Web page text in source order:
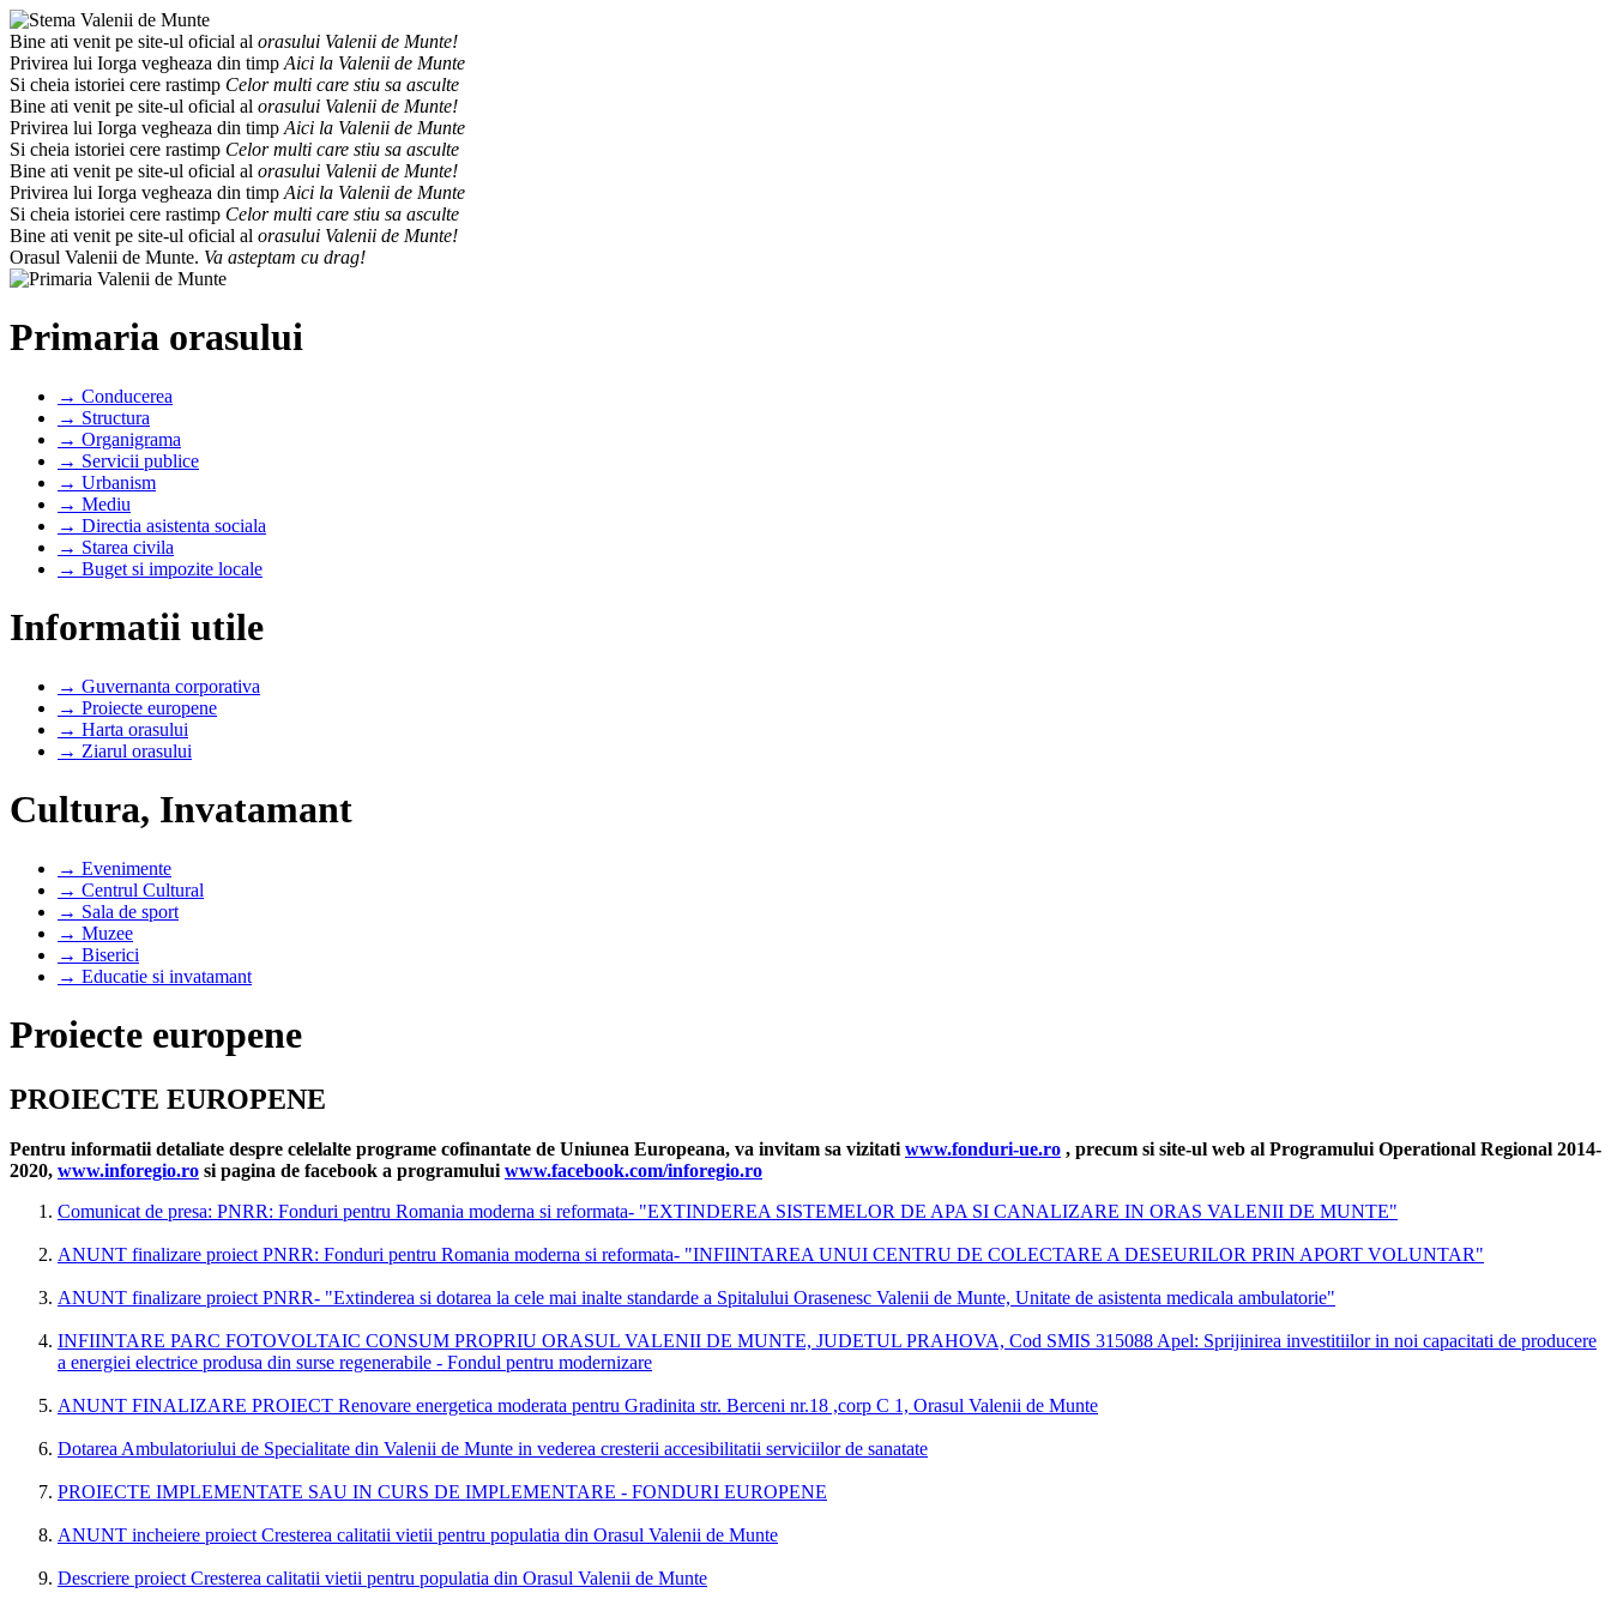
Bine ati venit pe site-ul oficial al orasului Valenii de Munte!
Privirea lui Iorga vegheaza din timp Aici la Valenii de Munte
Si cheia istoriei cere rastimp Celor multi care stiu sa asculte
Bine ati venit pe site-ul oficial al orasului Valenii de Munte!
Privirea lui Iorga vegheaza din timp Aici la Valenii de Munte
Si cheia istoriei cere rastimp Celor multi care stiu sa asculte
Bine ati venit pe site-ul oficial al orasului Valenii de Munte!
Privirea lui Iorga vegheaza din timp Aici la Valenii de Munte
Si cheia istoriei cere rastimp Celor multi care stiu sa asculte
Bine ati venit pe site-ul oficial al orasului Valenii de Munte!
Orasul Valenii de Munte. Va asteptam cu drag!
Primaria orasului
→ Conducerea
→ Structura
→ Organigrama
→ Servicii publice
→ Urbanism
→ Mediu
→ Directia asistenta sociala
→ Starea civila
→ Buget si impozite locale
Informatii utile
→ Guvernanta corporativa
→ Proiecte europene
→ Harta orasului
→ Ziarul orasului
Cultura, Invatamant
→ Evenimente
→ Centrul Cultural
→ Sala de sport
→ Muzee
→ Biserici
→ Educatie si invatamant
Proiecte europene
PROIECTE EUROPENE
Pentru informatii detaliate despre celelalte programe cofinantate de Uniunea Europeana, va invitam sa vizitatiwww.fonduri-ue.ro , precum si site-ul web al Programului Operational Regional 2014-
2020, www.inforegio.ro si pagina de facebook a programuluiwww.facebook.com/inforegio.ro
Comunicat de presa: PNRR: Fonduri pentru Romania moderna si reformata- "EXTINDEREA SISTEMELOR DE APA SI CANALIZARE IN ORAS VALENII DE MUNTE"
ANUNT finalizare proiect PNRR: Fonduri pentru Romania moderna si reformata- "INFIINTAREA UNUI CENTRU DE COLECTARE A DESEURILOR PRIN APORT VOLUNTAR"
ANUNT finalizare proiect PNRR- "Extinderea si dotarea la cele mai inalte standarde a Spitalului Orasenesc Valenii de Munte, Unitate de asistenta medicala ambulatorie"
INFIINTARE PARC FOTOVOLTAIC CONSUM PROPRIU ORASUL VALENII DE MUNTE, JUDETUL PRAHOVA, Cod SMIS 315088 Apel: Sprijinirea investitiilor in noi capacitati de producere
a energiei electrice produsa din surse regenerabile - Fondul pentru modernizare
ANUNT FINALIZARE PROIECT Renovare energetica moderata pentru Gradinita str. Berceni nr.18 ,corp C 1, Orasul Valenii de Munte
Dotarea Ambulatoriului de Specialitate din Valenii de Munte in vederea cresterii accesibilitatii serviciilor de sanatate
PROIECTE IMPLEMENTATE SAU IN CURS DE IMPLEMENTARE - FONDURI EUROPENE
ANUNT incheiere proiect Cresterea calitatii vietii pentru populatia din Orasul Valenii de Munte
Descriere proiect Cresterea calitatii vietii pentru populatia din Orasul Valenii de Munte